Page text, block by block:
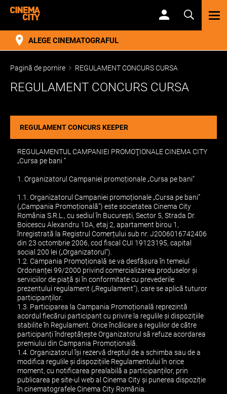
ALEGE CINEMATOGRAFUL
Pagină de pornire REGULAMENT CONCURS CURSA
REGULAMENT CONCURS CURSA
REGULAMENT CONCURS KEEPER
REGULAMENTUL CAMPANIEI PROMOŢIONALE CINEMA CITY
„Cursa pe bani ”
1. Organizatorul Campaniei promoționale „Cursa pe bani”
1.1. Organizatorul Campaniei promoționale „Cursa pe bani”
(„Campania Promoțională”) este societatea Cinema City
România S.R.L., cu sediul în București, Sector 5, Strada Dr.
Boicescu Alexandru 10A, etaj 2, apartament birou 1,
înregistrată la Registrul Comerțului sub nr. J2006016742406
din 23 octombrie 2006, cod fiscal CUI 19123195, capital
social 200 lei („Organizatorul”).
1.2. Campania Promoțională se va desfășura în temeiul
Ordonanței 99/2000 privind comercializarea produselor și
serviciilor de piață și în conformitate cu prevederile
prezentului regulament („Regulament”), care se aplică tuturor
participanților.
1.3. Participarea la Campania Promoțională reprezintă
acordul fiecărui participant cu privire la regulile și dispozițiile
stabilite în Regulament. Orice încălcare a regulilor de către
participanți îndreptățește Organizatorul să refuze acordarea
premiului din Campania Promoțională.
1.4. Organizatorul își rezervă dreptul de a schimba sau de a
modifica regulile și dispozițiile Regulamentului în orice
moment, cu notificarea prealabilă a participanților, prin
publicarea pe site-ul web al Cinema City și punerea dispoziție
în cinematografele Cinema City România.